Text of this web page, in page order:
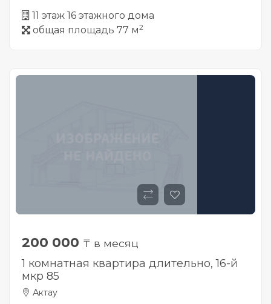
11 этаж 16 этажного дома
общая площадь 77 м2
200 000 ₸ в месяц
1 комнатная квартира длительно, 16-й
мкр 85
Актау